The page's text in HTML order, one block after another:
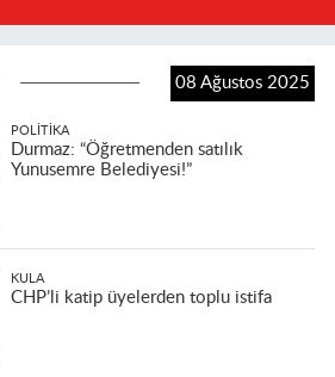
08 Ağustos 2025
POLITIKA
Durmaz: “Öğretmenden satılık
Yunusemre Belediyesi!”
KULA
CHP’li katip üyelerden toplu istifa